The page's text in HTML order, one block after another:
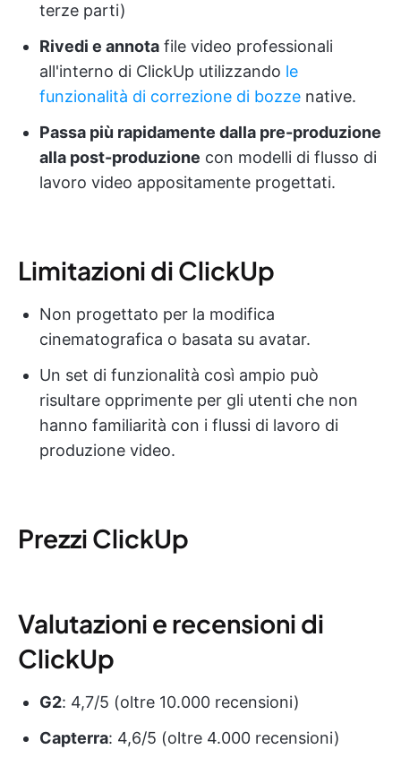
terze parti)
Rivedi e annota file video professionali
all'interno di ClickUp utilizzando le
funzionalità di correzione di bozze native.
Passa più rapidamente dalla pre-produzione
alla post-produzione con modelli di flusso di
lavoro video appositamente progettati.
Limitazioni di ClickUp
Non progettato per la modifica
cinematografica o basata su avatar.
Un set di funzionalità così ampio può
risultare opprimente per gli utenti che non
hanno familiarità con i flussi di lavoro di
produzione video.
Prezzi ClickUp
Valutazioni e recensioni di
ClickUp
G2: 4,7/5 (oltre 10.000 recensioni)
Capterra: 4,6/5 (oltre 4.000 recensioni)